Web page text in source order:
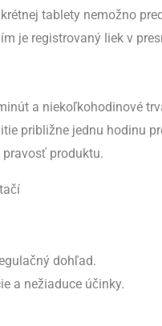
tablety nemožno
je registrovaný liek v
a niekoľkohodinové
približne jednu hodinu
produktu.
dohľad.
a nežiaduce účinky.